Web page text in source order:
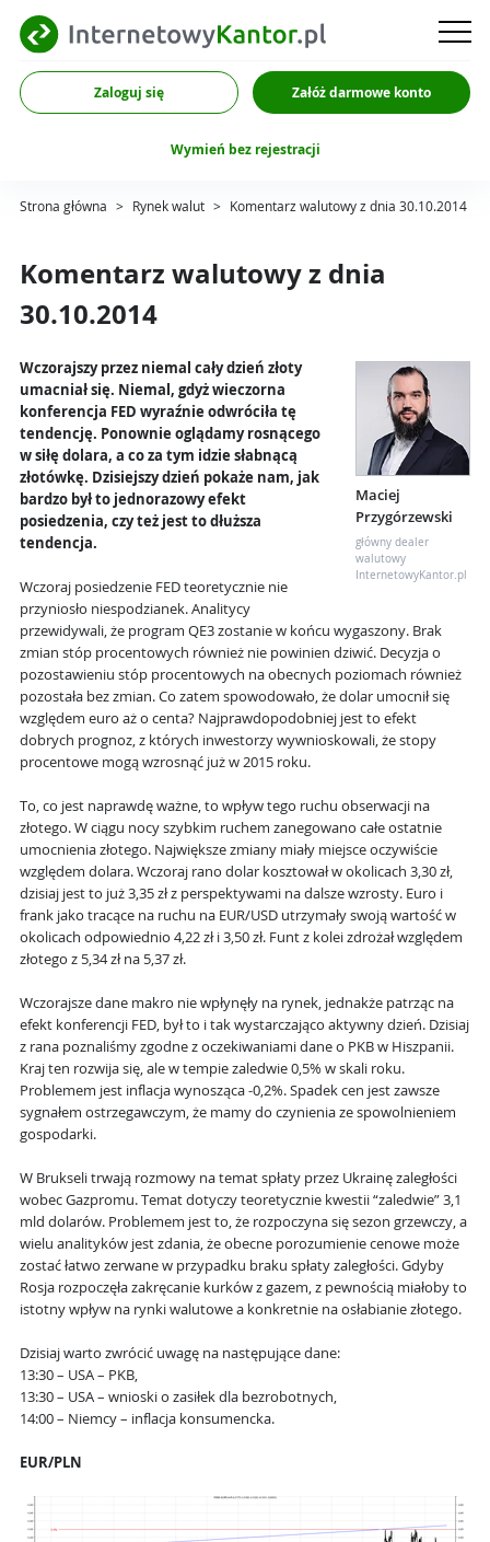
Zaloguj się Załóż darmowe konto
Wymień bez rejestracji
Strona główna > Rynek walut > Komentarz walutowy z dnia 30.10.2014
Komentarz walutowy z dnia
30.10.2014
Maciej
Przygórzewski
główny dealer
walutowy
InternetowyKantor.pl
Wczorajszy przez niemal cały dzień złoty
umacniał się. Niemal, gdyż wieczorna
konferencja FED wyraźnie odwróciła tę
tendencję. Ponownie oglądamy rosnącego
w siłę dolara, a co za tym idzie słabnącą
złotówkę. Dzisiejszy dzień pokaże nam, jak
bardzo był to jednorazowy efekt
posiedzenia, czy też jest to dłuższa
tendencja.
Wczoraj posiedzenie FED teoretycznie nie
przyniosło niespodzianek. Analitycy
przewidywali, że program QE3 zostanie w końcu wygaszony. Brak
zmian stóp procentowych również nie powinien dziwić. Decyzja o
pozostawieniu stóp procentowych na obecnych poziomach również
pozostała bez zmian. Co zatem spowodowało, że dolar umocnił się
względem euro aż o centa? Najprawdopodobniej jest to efekt
dobrych prognoz, z których inwestorzy wywnioskowali, że stopy
procentowe mogą wzrosnąć już w 2015 roku.
To, co jest naprawdę ważne, to wpływ tego ruchu obserwacji na
złotego. W ciągu nocy szybkim ruchem zanegowano całe ostatnie
umocnienia złotego. Największe zmiany miały miejsce oczywiście
względem dolara. Wczoraj rano dolar kosztował w okolicach 3,30 zł,
dzisiaj jest to już 3,35 zł z perspektywami na dalsze wzrosty. Euro i
frank jako tracące na ruchu na EUR/USD utrzymały swoją wartość w
okolicach odpowiednio 4,22 zł i 3,50 zł. Funt z kolei zdrożał względem
złotego z 5,34 zł na 5,37 zł.
Wczorajsze dane makro nie wpłynęły na rynek, jednakże patrząc na
efekt konferencji FED, był to i tak wystarczająco aktywny dzień. Dzisiaj
z rana poznaliśmy zgodne z oczekiwaniami dane o PKB w Hiszpanii.
Kraj ten rozwija się, ale w tempie zaledwie 0,5% w skali roku.
Problemem jest inflacja wynosząca -0,2%. Spadek cen jest zawsze
sygnałem ostrzegawczym, że mamy do czynienia ze spowolnieniem
gospodarki.
W Brukseli trwają rozmowy na temat spłaty przez Ukrainę zaległości
wobec Gazpromu. Temat dotyczy teoretycznie kwestii “zaledwie” 3,1
mld dolarów. Problemem jest to, że rozpoczyna się sezon grzewczy, a
wielu analityków jest zdania, że obecne porozumienie cenowe może
zostać łatwo zerwane w przypadku braku spłaty zaległości. Gdyby
Rosja rozpoczęła zakręcanie kurków z gazem, z pewnością miałoby to
istotny wpływ na rynki walutowe a konkretnie na osłabianie złotego.
Dzisiaj warto zwrócić uwagę na następujące dane:
13:30 – USA – PKB,
13:30 – USA – wnioski o zasiłek dla bezrobotnych,
14:00 – Niemcy – inflacja konsumencka.
EUR/PLN